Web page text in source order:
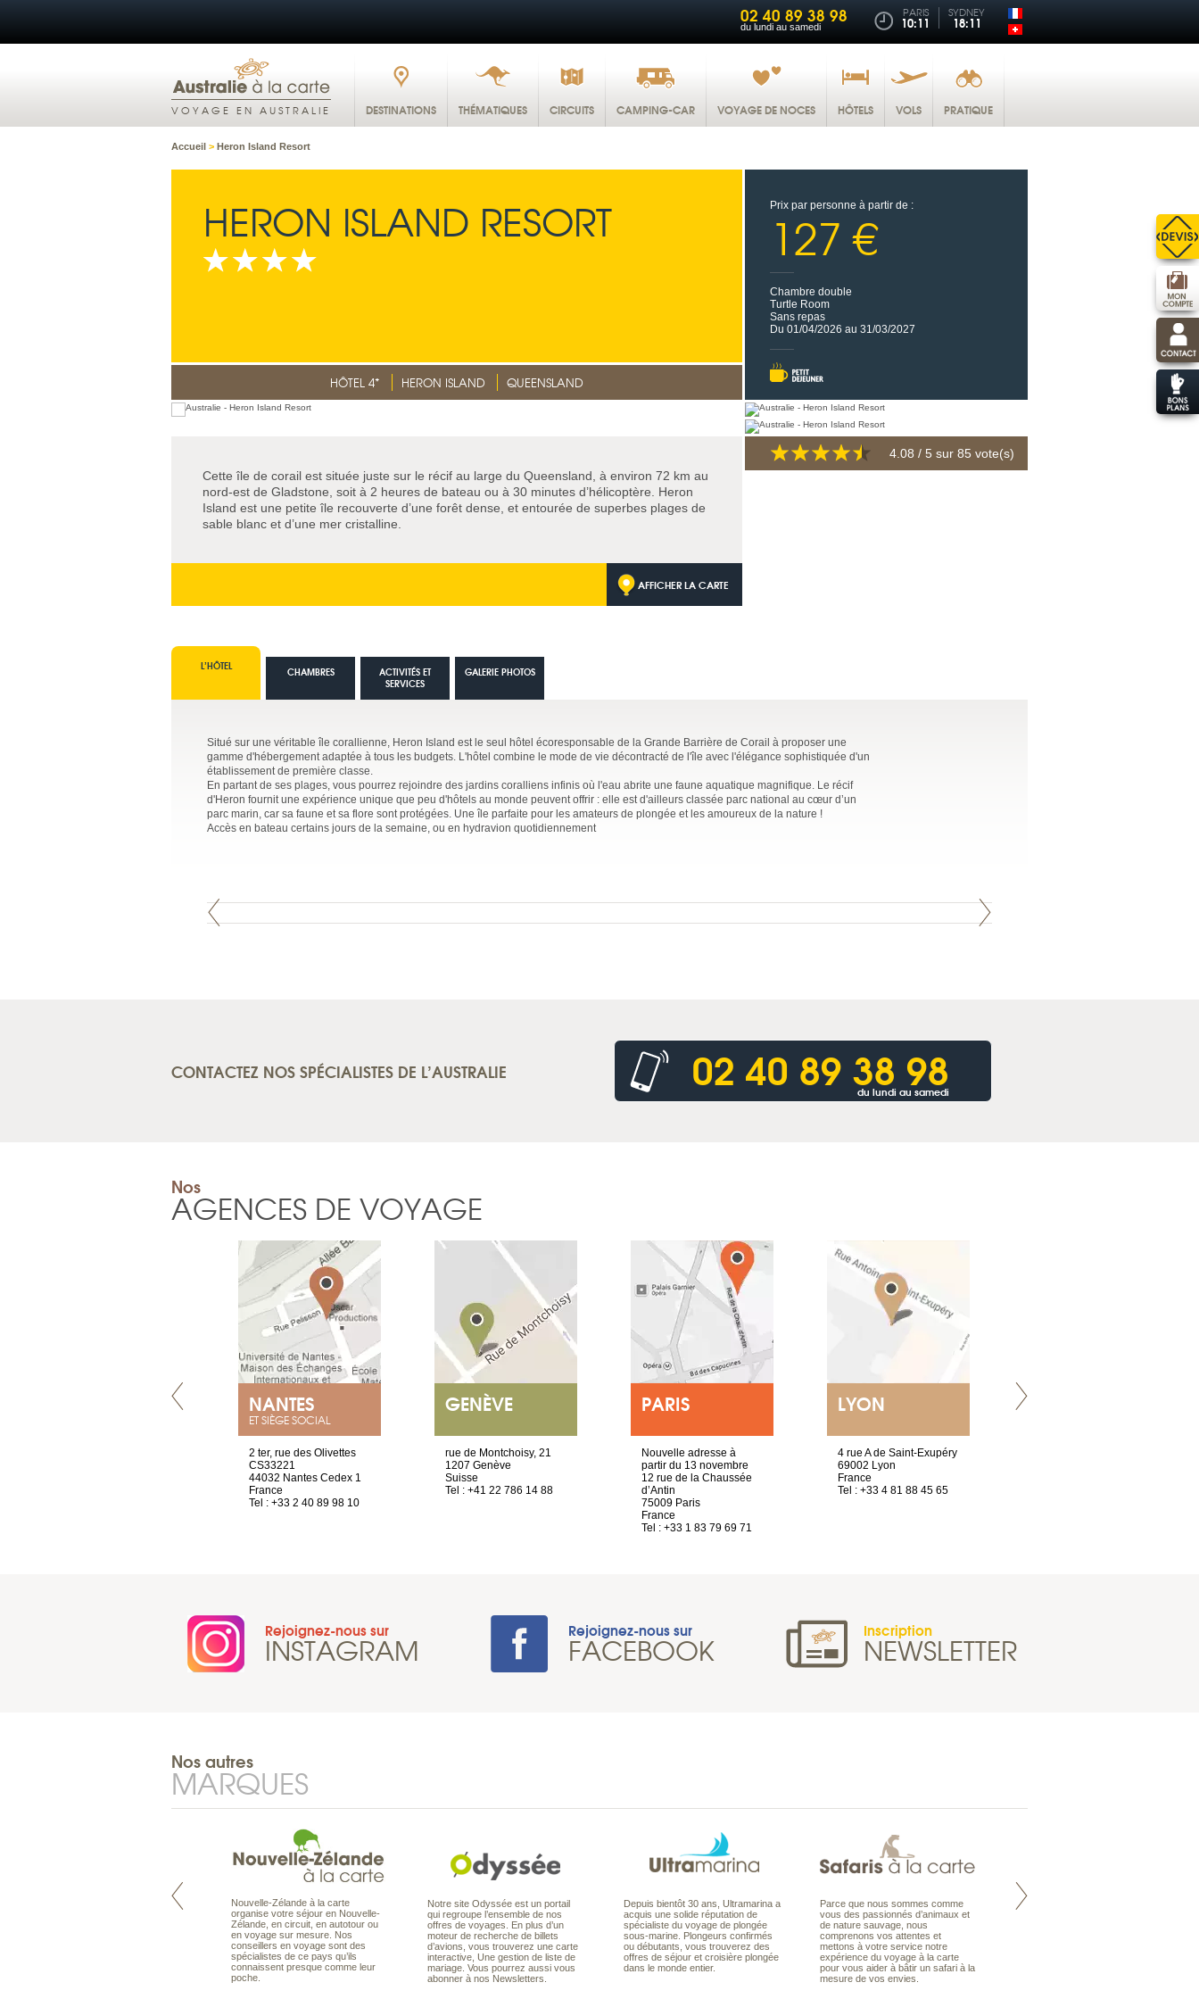
02 40 89 38 98
du lundi au samedi
PARIS
10:11
SYDNEY
18:11
VOYAGE EN AUSTRALIE DESTINATIONS THÉMATIQUES CIRCUITS CAMPING-CAR VOYAGE DE NOCES HÔTELS VOLS PRATIQUE
Accueil > Heron Island Resort
HERON ISLAND RESORT
HÔTEL 4* HERON ISLAND QUEENSLAND
Prix par personne à partir de :
127 €
Chambre double
Turtle Room
Sans repas
Du 01/04/2026 au 31/03/2027
Cette île de corail est située juste sur le récif au large du Queensland, à environ 72 km au
nord-est de Gladstone, soit à 2 heures de bateau ou à 30 minutes d’hélicoptère. Heron
Island est une petite île recouverte d’une forêt dense, et entourée de superbes plages de
sable blanc et d’une mer cristalline.
AFFICHER LA CARTE
4.08 / 5 sur 85 vote(s)
L’HÔTEL
Situé sur une véritable île corallienne, Heron Island est le seul hôtel écoresponsable de la Grande Barrière de Corail à proposer une
gamme d'hébergement adaptée à tous les budgets. L'hôtel combine le mode de vie décontracté de l'île avec l'élégance sophistiquée d'un
établissement de première classe.
En partant de ses plages, vous pourrez rejoindre des jardins coralliens infinis où l'eau abrite une faune aquatique magnifique. Le récif
d'Heron fournit une expérience unique que peu d'hôtels au monde peuvent offrir : elle est d'ailleurs classée parc national au cœur d’un
parc marin, car sa faune et sa flore sont protégées. Une île parfaite pour les amateurs de plongée et les amoureux de la nature !
Accès en bateau certains jours de la semaine, ou en hydravion quotidiennement
CHAMBRES
ACTIVITÉS ET
SERVICES
GALERIE PHOTOS
CONTACTEZ NOS SPÉCIALISTES DE L’AUSTRALIE 02 40 89 38 98
du lundi au samedi
Nos
AGENCES DE VOYAGE
NANTES
ET SIÈGE SOCIAL
2 ter, rue des Olivettes
CS33221
44032 Nantes Cedex 1
France
Tel : +33 2 40 89 98 10
GENÈVE
rue de Montchoisy, 21
1207 Genève
Suisse
Tel : +41 22 786 14 88
PARIS
Nouvelle adresse à
partir du 13 novembre
12 rue de la Chaussée
d’Antin
75009 Paris
France
Tel : +33 1 83 79 69 71
LYON
4 rue A de Saint-Exupéry
69002 Lyon
France
Tel : +33 4 81 88 45 65
Rejoignez-nous sur
INSTAGRAM Rejoignez-nous sur
FACEBOOK Inscription
NEWSLETTER
Nos autres
MARQUES
Pacifique à la carte est le spécialiste
Nouvelle-Zélande à la carte
organise votre séjour en Nouvelle-
Zélande, en circuit, en autotour ou
en voyage sur mesure. Nos
conseillers en voyage sont des
spécialistes de ce pays qu’ils
connaissent presque comme leur
poche.
Notre site Odyssée est un portail
qui regroupe l’ensemble de nos
offres de voyages. En plus d’un
moteur de recherche de billets
d’avions, vous trouverez une carte
interactive, Une gestion de liste de
mariage. Vous pourrez aussi vous
abonner à nos Newsletters.
Depuis bientôt 30 ans, Ultramarina a
acquis une solide réputation de
spécialiste du voyage de plongée
sous-marine. Plongeurs confirmés
ou débutants, vous trouverez des
offres de séjour et croisière plongée
dans le monde entier.
Parce que nous sommes comme
vous des passionnés d’animaux et
de nature sauvage, nous
comprenons vos attentes et
mettons à votre service notre
expérience du voyage à la carte
pour vous aider à bâtir un safari à la
mesure de vos envies.
Maldives à la Carte propose tous